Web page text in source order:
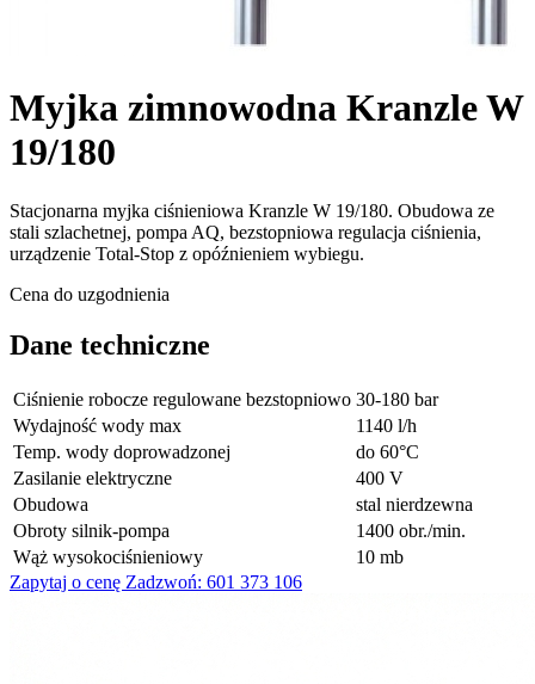
Myjka zimnowodna Kranzle W
19/180
Stacjonarna myjka ciśnieniowa Kranzle W 19/180. Obudowa ze
stali szlachetnej, pompa AQ, bezstopniowa regulacja ciśnienia,
urządzenie Total-Stop z opóźnieniem wybiegu.
Cena do uzgodnienia
Dane techniczne
Ciśnienie robocze regulowane bezstopniowo 30-180 bar
Wydajność wody max
1140 l/h
Temp. wody doprowadzonej
do 60°C
Zasilanie elektryczne
400 V
Obudowa
stal nierdzewna
Obroty silnik-pompa
1400 obr./min.
Wąż wysokociśnieniowy
10 mb
Zapytaj o cenę Zadzwoń: 601 373 106